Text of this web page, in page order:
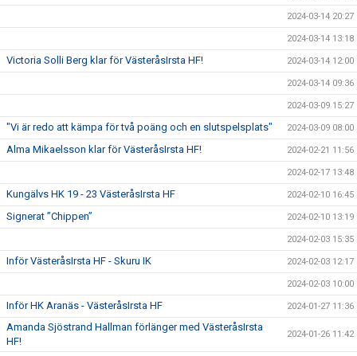
2024-03-14 20:27
2024-03-14 13:18
Victoria Solli Berg klar för VästeråsIrsta HF! 2024-03-14 12:00
2024-03-14 09:36
2024-03-09 15:27
"Vi är redo att kämpa för två poäng och en slutspelsplats" 2024-03-09 08:00
Alma Mikaelsson klar för VästeråsIrsta HF! 2024-02-21 11:56
2024-02-17 13:48
Kungälvs HK 19 - 23 VästeråsIrsta HF 2024-02-10 16:45
Signerat ”Chippen” 2024-02-10 13:19
2024-02-03 15:35
Inför VästeråsIrsta HF - Skuru IK 2024-02-03 12:17
2024-02-03 10:00
Inför HK Aranäs - VästeråsIrsta HF 2024-01-27 11:36
Amanda Sjöstrand Hallman förlänger med VästeråsIrsta
HF!
2024-01-26 11:42